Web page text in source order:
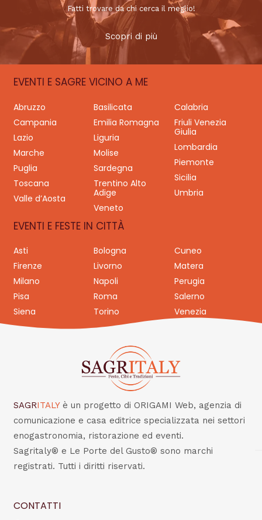
Fatti trovare da chi cerca il meglio!
Scopri di più
EVENTI E SAGRE VICINO A ME
Abruzzo Basilicata
Calabria
Campania
Emilia Romagna
Friuli Venezia
Giulia
Lazio
Liguria
Lombardia
Marche
Molise
Piemonte
Puglia
Sardegna
Sicilia
Toscana
Trentino Alto
Adige
Umbria
Valle d’Aosta
Veneto
EVENTI E FESTE IN CITTÀ
Asti Bologna
Cuneo
Firenze
Livorno
Matera
Milano
Napoli
Perugia
Pisa
Roma
Salerno
Siena
Torino Venezia
SAGRITALY è un progetto di ORIGAMI Web, agenzia di
comunicazione e casa editrice specializzata nei settori
enogastronomia, ristorazione ed eventi.
Sagritaly® e Le Porte del Gusto® sono marchi
registrati. Tutti i diritti riservati.
CONTATTI